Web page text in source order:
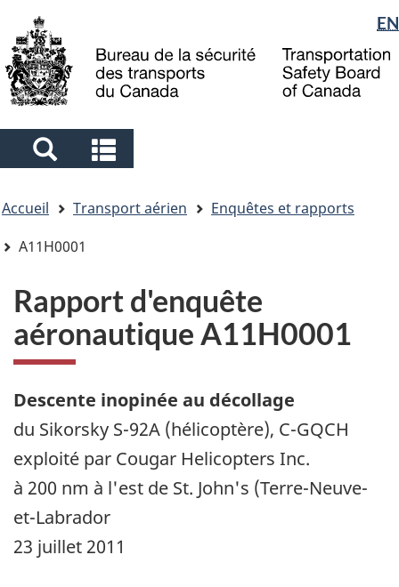
to
main
to
"About
government"
à
la
Sélection
de
la
langue
EN
Search
and
menus
and
menus
êtes
ici
Accueil Transport aérien
Enquêtes et rapports
A11H0001
Rapport d'enquête
aéronautique A11H0001
Descente inopinée au décollage
du Sikorsky S-92A (hélicoptère), C-GQCH
exploité par Cougar Helicopters Inc.
à 200 nm à l'est de St. John's (Terre-Neuve-
et-Labrador
23 juillet 2011